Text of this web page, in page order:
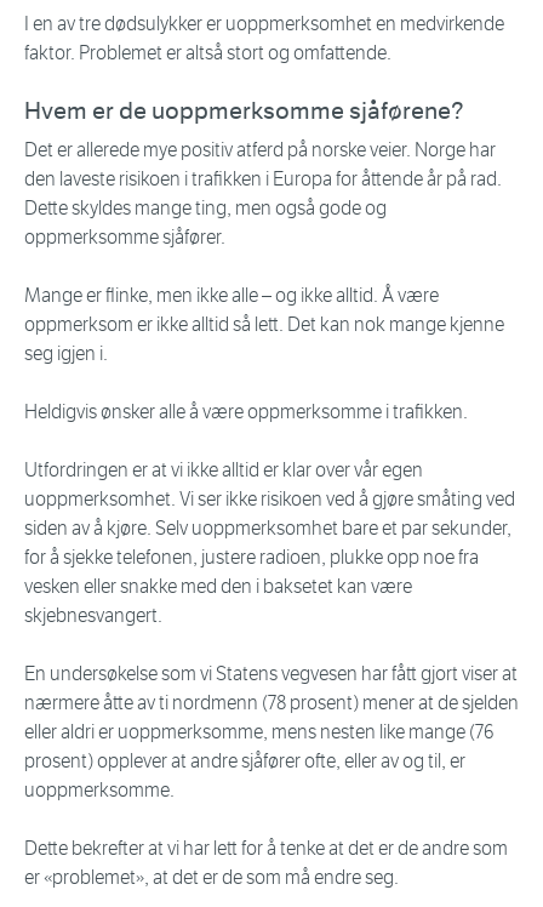
I en av tre dødsulykker er uoppmerksomhet en medvirkende
faktor. Problemet er altså stort og omfattende.
Hvem er de uoppmerksomme sjåførene?
Det er allerede mye positiv atferd på norske veier. Norge har
den laveste risikoen i trafikken i Europa for åttende år på rad.
Dette skyldes mange ting, men også gode og
oppmerksomme sjåfører.
Mange er flinke, men ikke alle – og ikke alltid. Å være
oppmerksom er ikke alltid så lett. Det kan nok mange kjenne
seg igjen i.
Heldigvis ønsker alle å være oppmerksomme i trafikken.
Utfordringen er at vi ikke alltid er klar over vår egen
uoppmerksomhet. Vi ser ikke risikoen ved å gjøre småting ved
siden av å kjøre. Selv uoppmerksomhet bare et par sekunder,
for å sjekke telefonen, justere radioen, plukke opp noe fra
vesken eller snakke med den i baksetet kan være
skjebnesvangert.
En undersøkelse som vi Statens vegvesen har fått gjort viser at
nærmere åtte av ti nordmenn (78 prosent) mener at de sjelden
eller aldri er uoppmerksomme, mens nesten like mange (76
prosent) opplever at andre sjåfører ofte, eller av og til, er
uoppmerksomme.
Dette bekrefter at vi har lett for å tenke at det er de andre som
er «problemet», at det er de som må endre seg.